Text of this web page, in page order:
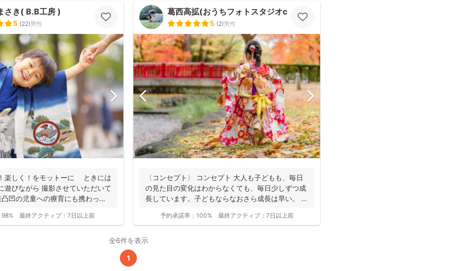
さき( B.B工房 )
5 (22)男性
楽しく！をモットーに ときには
遊びながら 撮影させていただいて
凹の児童への療育にも携わって
98% 最終アクティブ： 7日以上前
葛西高拡(おうちフォトスタジオcocofilm)
5 (2)男性
〈コンセプト〉 コンセプト 大人も子どもも、毎日
の見た目の変化はわからなくても、毎日少しずつ成
長しています。子どもならなおさら成長は早い。
予約承諾率： 100% 最終アクティブ： 7日以上前
全6件を表示
1
撮影基本料
全ジャンル共通
平日 24,200円
土日祝 29,700円 (税込)
安心・うれしいをまるっと込めました